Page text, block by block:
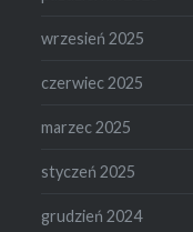
wrzesień 2025
czerwiec 2025
marzec 2025
styczeń 2025
grudzień 2024